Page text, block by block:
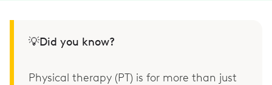
💡Did you know?
Physical therapy (PT) is for more than just